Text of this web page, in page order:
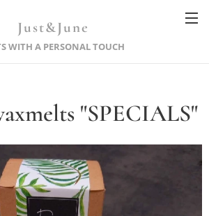
Just&June
WITH A PERSONAL TOUCH
"SPECIALS"